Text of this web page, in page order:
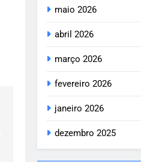
maio 2026
abril 2026
março 2026
fevereiro 2026
janeiro 2026
dezembro 2025